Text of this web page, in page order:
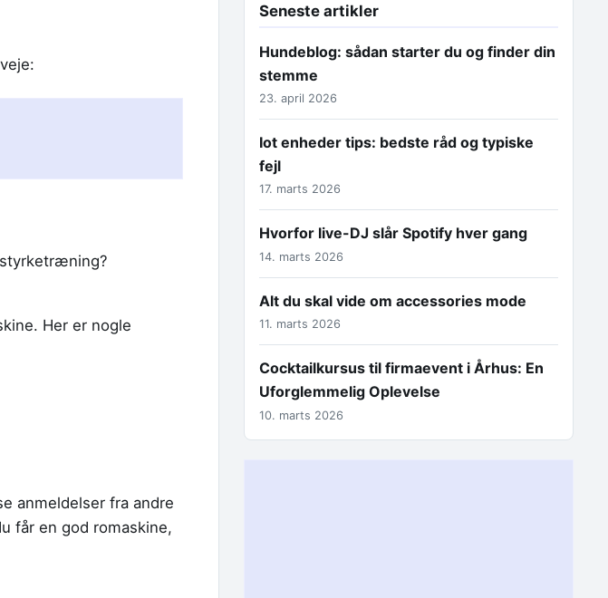
Her er nogle
anmeldelser fra andre
får en god romaskine,
Seneste artikler
Hundeblog: sådan starter du og finder din
stemme
23. april 2026
Iot enheder tips: bedste råd og typiske
fejl
17. marts 2026
Hvorfor live-DJ slår Spotify hver gang
14. marts 2026
Alt du skal vide om accessories mode
11. marts 2026
Cocktailkursus til firmaevent i Århus: En
Uforglemmelig Oplevelse
10. marts 2026